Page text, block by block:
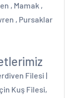
, Mamak ,
, Pursaklar
Filesi |
Kuş Filesi,